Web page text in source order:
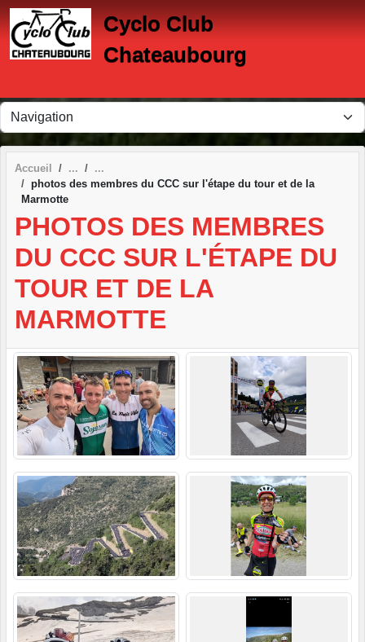
Cyclo Club
Chateaubourg
Accueil
photos des membres du CCC sur l'étape du tour et de la
Marmotte
PHOTOS DES MEMBRES
DU CCC SUR L'ÉTAPE DU
TOUR ET DE LA
MARMOTTE
Panneau de gestion des cookies